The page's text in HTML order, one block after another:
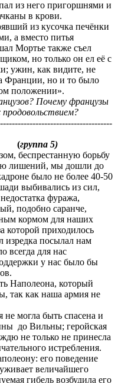
из него пригоршнями и
в крови.
из кусочка печёнки
а вместо питья
Мортье также съел
но только он ел её с
ужин, как видите, не
Франции, но и то было
положении».
Почему французы
(группа 5)
беспрестанную борьбу
ю лишений, мы дошли до
было не более 40-50
выбивались из сил,
фуража,
подобно саранче,
кормом для наших
которой приходилось
изредка посылал нам
всегда для нас
у нас было бы
Наполеона, который
так как наша армия не
могла быть спасена и
до Вильны; геройская
не только не принесла
истребления.
его поведение
величайшего
гибель возбудила его